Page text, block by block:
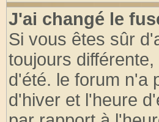
J'ai changé le
Si vous êtes sûr
toujours
d'été. le forum n'a
d'hiver et l'heure